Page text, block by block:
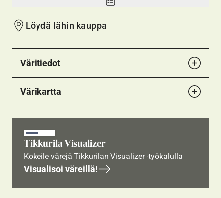
Add
Löydä lähin kauppa
Väritiedot
Värikartta
Tikkurila Visualizer
Kokeile värejä Tikkurilan Visualizer -työkalulla
Visualisoi väreillä!